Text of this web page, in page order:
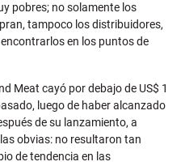
pobres; no solamente los
tampoco los distribuidores,
en los puntos de
Meat cayó por debajo de US$ 1
luego de haber alcanzado
de su lanzamiento, a
obvias: no resultaron tan
de tendencia en las